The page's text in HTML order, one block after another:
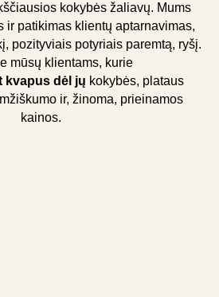
kokybės žaliavų. Mums
ir patikimas klientų aptarnavimas,
pozityviais potyriais paremtą, ryšį.
mūsų klientams, kurie
kvapus dėl jų kokybės, plataus
ir, žinoma, prieinamos
kainos.